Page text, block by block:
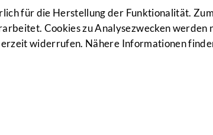
für die Herstellung der Funktionalität. Zum
Cookies zu Analysezwecken werden
widerrufen. Nähere Informationen